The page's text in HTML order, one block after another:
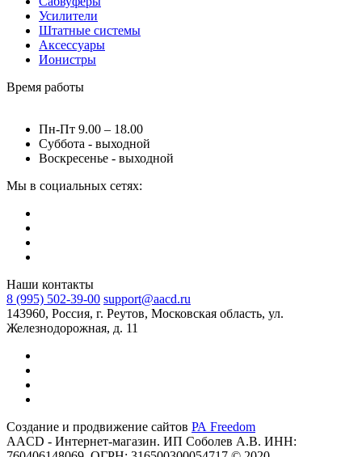
Усилители
Штатные системы
Аксессуары
Ионистры
Время работы
Пн-Пт 9.00 – 18.00
Суббота - выходной
Воскресенье - выходной
Мы в социальных сетях:
Наши контакты
8 (995) 502-39-00 support@aacd.ru
143960, Россия, г. Реутов, Московская область, ул.
Железнодорожная, д. 11
Создание и продвижение сайтов РА Freedom
AACD - Интернет-магазин. ИП Соболев А.В. ИНН: